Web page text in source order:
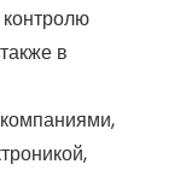
контролю
в